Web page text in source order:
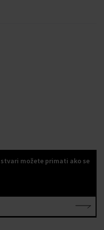
možete primati ako se